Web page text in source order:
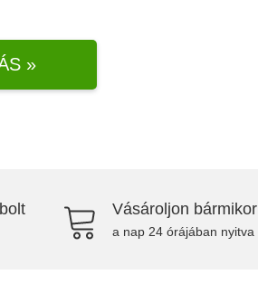
»
Vásároljon bármikor
a nap 24 órájában nyitva